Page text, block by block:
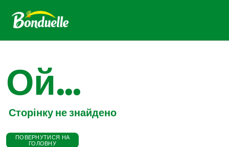
Ой...
Сторінку не знайдено
ПОВЕРНУТИСЯ НА
ГОЛОВНУ